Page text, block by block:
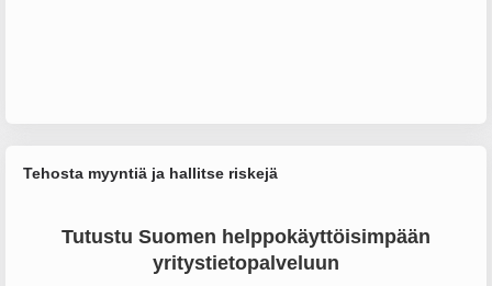
Tehosta myyntiä ja hallitse riskejä
Tutustu Suomen helppokäyttöisimpään
yritystietopalveluun